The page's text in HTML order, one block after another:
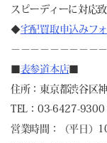
スピーディーに対応致
◆宅配買取申込みフ
－－－－－－－－－
表参道本店
住所：東京都渋谷区
TEL：03-6427-9300
営業時間：（平日